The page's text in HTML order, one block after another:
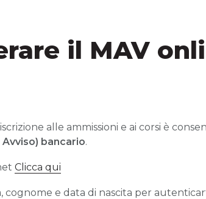
il MAV
alle ammissioni e ai corsi è
bancario.
Clicca qui
cognome e data di nascita per